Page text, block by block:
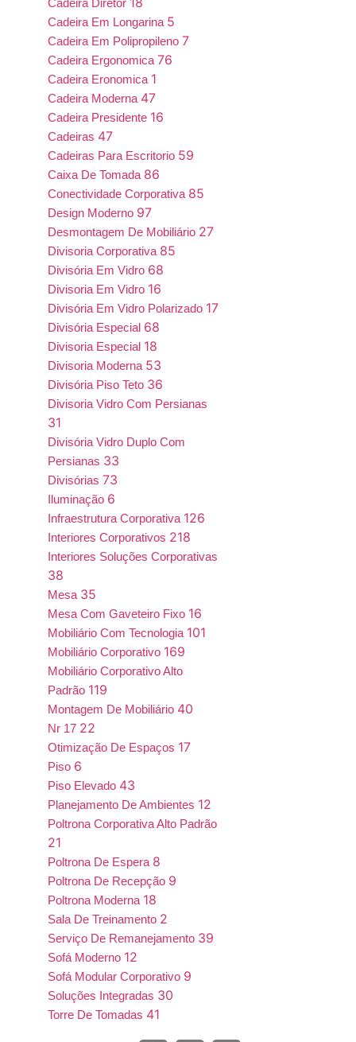
Cadeira Diretor
Cadeira Em Longarina 5
Cadeira Em Polipropileno 7
Cadeira Ergonomica 76
Cadeira Eronomica 1
Cadeira Moderna 47
Cadeira Presidente 16
Cadeiras 47
Cadeiras Para Escritorio 59
Caixa De Tomada 86
Conectividade Corporativa 85
Design Moderno 97
Desmontagem De Mobiliário 27
Divisoria Corporativa 85
Divisória Em Vidro 68
Divisoria Em Vidro 16
Divisória Em Vidro Polarizado 17
Divisória Especial 68
Divisoria Especial 18
Divisoria Moderna 53
Divisória Piso Teto 36
Divisoria Vidro Com Persianas
31
Divisória Vidro Duplo Com
Persianas 33
Divisórias 73
Iluminação 6
Infraestrutura Corporativa 126
Interiores Corporativos 218
Interiores Soluções Corporativas
38
Mesa 35
Mesa Com Gaveteiro Fixo 16
Mobiliário Com Tecnologia 101
Mobiliário Corporativo 169
Mobiliário Corporativo Alto
Padrão 119
Montagem De Mobiliário 40
Nr 17 22
Otimização De Espaços 17
Piso 6
Piso Elevado 43
Planejamento De Ambientes 12
Poltrona Corporativa Alto Padrão
21
Poltrona De Espera 8
Poltrona De Recepção 9
Poltrona Moderna 18
Sala De Treinamento 2
Serviço De Remanejamento 39
Sofá Moderno 12
Sofá Modular Corporativo 9
Soluções Integradas 30
Torre De Tomadas 41